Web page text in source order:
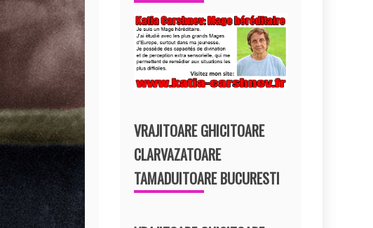
VRAJITOARE GHICITOARE
CLARVAZATOARE
TAMADUITOARE BUCURESTI